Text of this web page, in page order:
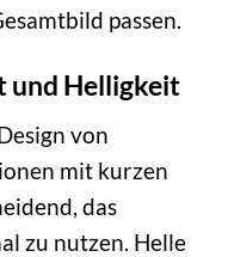
passen.
und Helligkeit
von
mit kurzen
das
zu nutzen. Helle